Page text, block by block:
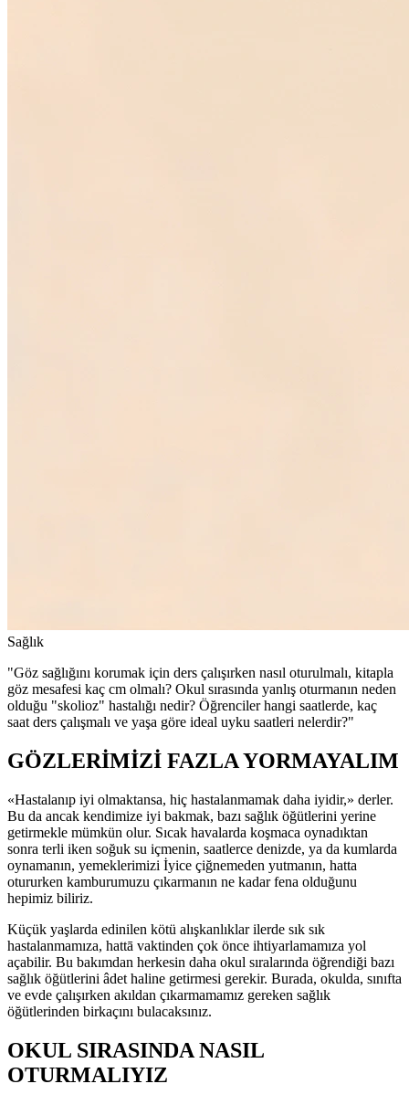
Sağlık
"Göz sağlığını korumak için ders çalışırken nasıl oturulmalı, kitapla
göz mesafesi kaç cm olmalı? Okul sırasında yanlış oturmanın neden
olduğu "skolioz" hastalığı nedir? Öğrenciler hangi saatlerde, kaç
saat ders çalışmalı ve yaşa göre ideal uyku saatleri nelerdir?"
GÖZLERİMİZİ FAZLA YORMAYALIM
«Hastalanıp iyi olmaktansa, hiç hastalanmamak daha iyidir,» derler.
Bu da ancak kendimize iyi bakmak, bazı sağlık öğütlerini yerine
getirmekle mümkün olur. Sıcak havalarda koşmaca oynadıktan
sonra terli iken soğuk su içmenin, saatlerce denizde, ya da kumlarda
oynamanın, yemeklerimizi İyice çiğnemeden yutmanın, hatta
otururken kamburumuzu çıkarmanın ne kadar fena olduğunu
hepimiz biliriz.
Küçük yaşlarda edinilen kötü alışkanlıklar ilerde sık sık
hastalanmamıza, hattā vaktinden çok önce ihtiyarlamamıza yol
açabilir. Bu bakımdan herkesin daha okul sıralarında öğrendiği bazı
sağlık öğütlerini âdet haline getirmesi gerekir. Burada, okulda, sınıfta
ve evde çalışırken akıldan çıkarmamamız gereken sağlık
öğütlerinden birkaçını bulacaksınız.
OKUL SIRASINDA NASIL
OTURMALIYIZ